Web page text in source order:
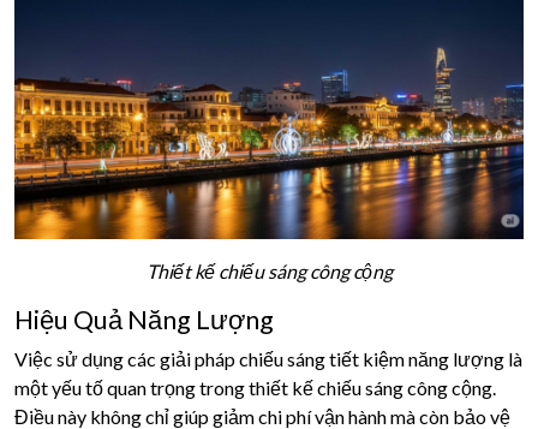
Thiết kế chiếu sáng công cộng
Hiệu Quả Năng Lượng
Việc sử dụng các giải pháp chiếu sáng tiết kiệm năng lượng là
một yếu tố quan trọng trong thiết kế chiếu sáng công cộng.
Điều này không chỉ giúp giảm chi phí vận hành mà còn bảo vệ